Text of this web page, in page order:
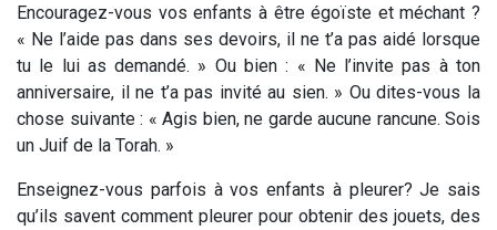
Encouragez-vous vos enfants à être égoïste et méchant ?
« Ne l’aide pas dans ses devoirs, il ne t’a pas aidé lorsque
tu le lui as demandé. » Ou bien : « Ne l’invite pas à ton
anniversaire, il ne t’a pas invité au sien. » Ou dites-vous la
chose suivante : « Agis bien, ne garde aucune rancune. Sois
un Juif de la Torah. »
Enseignez-vous parfois à vos enfants à pleurer? Je sais
qu’ils savent comment pleurer pour obtenir des jouets, des